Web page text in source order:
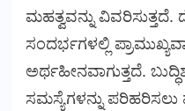
ಮಹತ್ವವನ್ನು ವಿವರಿಸುತ್ತದೆ.
ಸಂದರ್ಭಗಳಲ್ಲಿ
ಅರ್ಥಹೀನವಾಗುತ್ತದೆ.
ಸಮಸ್ಯೆಗಳನ್ನು ಪರಿಹರಿಸಲು